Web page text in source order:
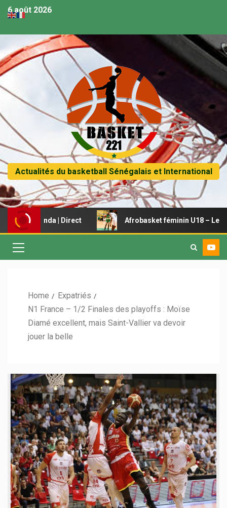
6 août 2026
Actualités du basketball Sénégalais et International
Rwanda | Direct Afrobasket féminin U18 – Le Mali
Home
Expatriés
N1 France – 1/2 Finales des playoffs : Moïse
Diamé excellent, mais Saint-Vallier va devoir
jouer la belle